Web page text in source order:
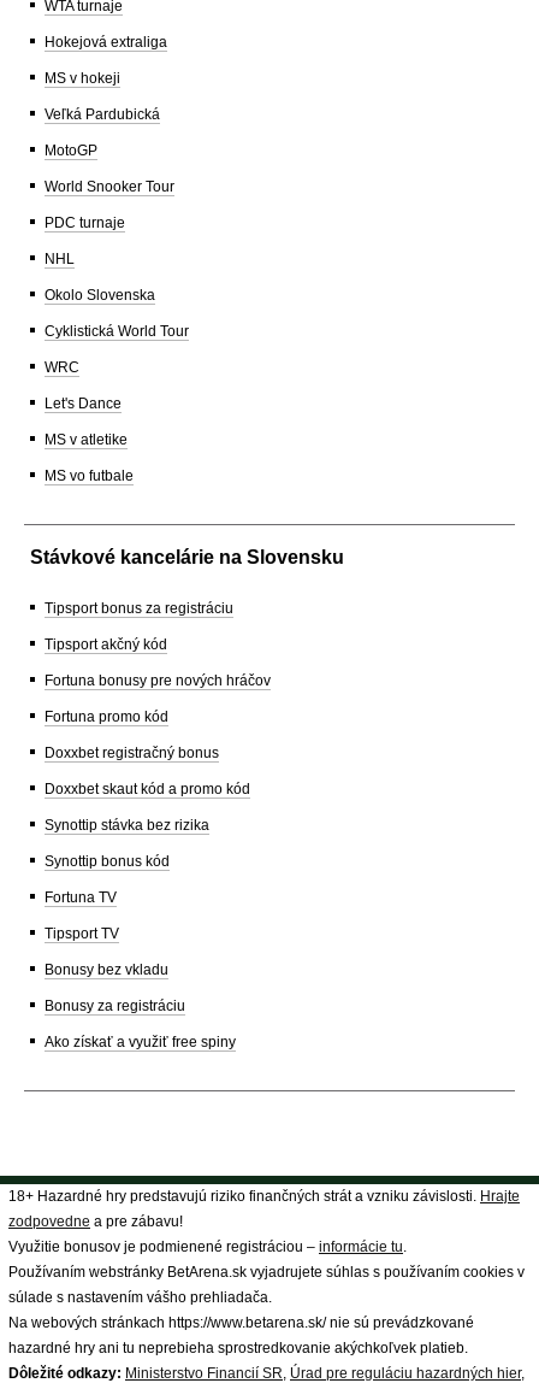
WTA turnaje
Hokejová extraliga
MS v hokeji
Veľká Pardubická
MotoGP
World Snooker Tour
PDC turnaje
NHL
Okolo Slovenska
Cyklistická World Tour
WRC
Let's Dance
MS v atletike
MS vo futbale
Stávkové kancelárie na Slovensku
Tipsport bonus za registráciu
Tipsport akčný kód
Fortuna bonusy pre nových hráčov
Fortuna promo kód
Doxxbet registračný bonus
Doxxbet skaut kód a promo kód
Synottip stávka bez rizika
Synottip bonus kód
Fortuna TV
Tipsport TV
Bonusy bez vkladu
Bonusy za registráciu
Ako získať a využiť free spiny
18+ Hazardné hry predstavujú riziko finančných strát a vzniku závislosti. Hrajte
zodpovedne a pre zábavu!
Využitie bonusov je podmienené registráciou – informácie tu
Používaním webstránky BetArena.sk vyjadrujete súhlas s používaním cookies v
súlade s nastavením vášho prehliadača.
Na webových stránkach https://www.betarena.sk/ nie sú prevádzkované
hazardné hry ani tu neprebieha sprostredkovanie akýchkoľvek platieb.
Dôležité odkazy: Ministerstvo Financií SR Úrad pre reguláciu hazardných hier,